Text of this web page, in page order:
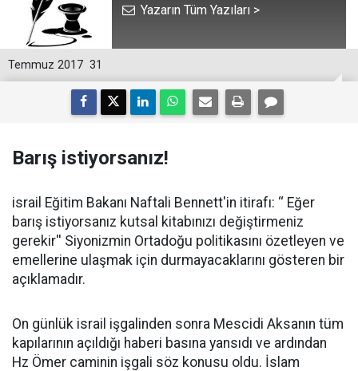
Yazarın Tüm Yazıları >
31
Temmuz 2017
Barış istiyorsanız!
israil Eğitim Bakanı Naftali Bennett'in itirafı: ‘‘ Eğer
barış istiyorsanız kutsal kitabınızı değiştirmeniz
gerekir'' Siyonizmin Ortadoğu politikasını özetleyen ve
emellerine ulaşmak için durmayacaklarını gösteren bir
açıklamadır.
On günlük israil işgalinden sonra Mescidi Aksanın tüm
kapılarının açıldığı haberi basına yansıdı ve ardından
Hz Ömer caminin işgali söz konusu oldu. İslam